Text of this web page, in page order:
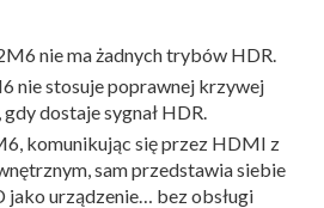
nie ma żadnych trybów HDR.
nie stosuje poprawnej krzywej
dostaje sygnał HDR.
komunikując się przez HDMI z
sam przedstawia siebie
jako urządzenie… bez obsługi